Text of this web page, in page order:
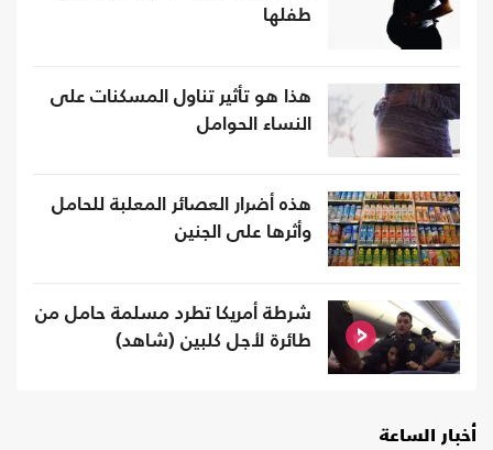
طفلها
هذا هو تأثير تناول المسكنات على
النساء الحوامل
هذه أضرار العصائر المعلبة للحامل
وأثرها على الجنين
شرطة أمريكا تطرد مسلمة حامل من
طائرة لأجل كلبين (شاهد)
أخبار الساعة